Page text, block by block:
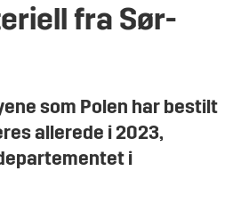
fra Sør-
som Polen har bestilt
allerede i 2023,
i